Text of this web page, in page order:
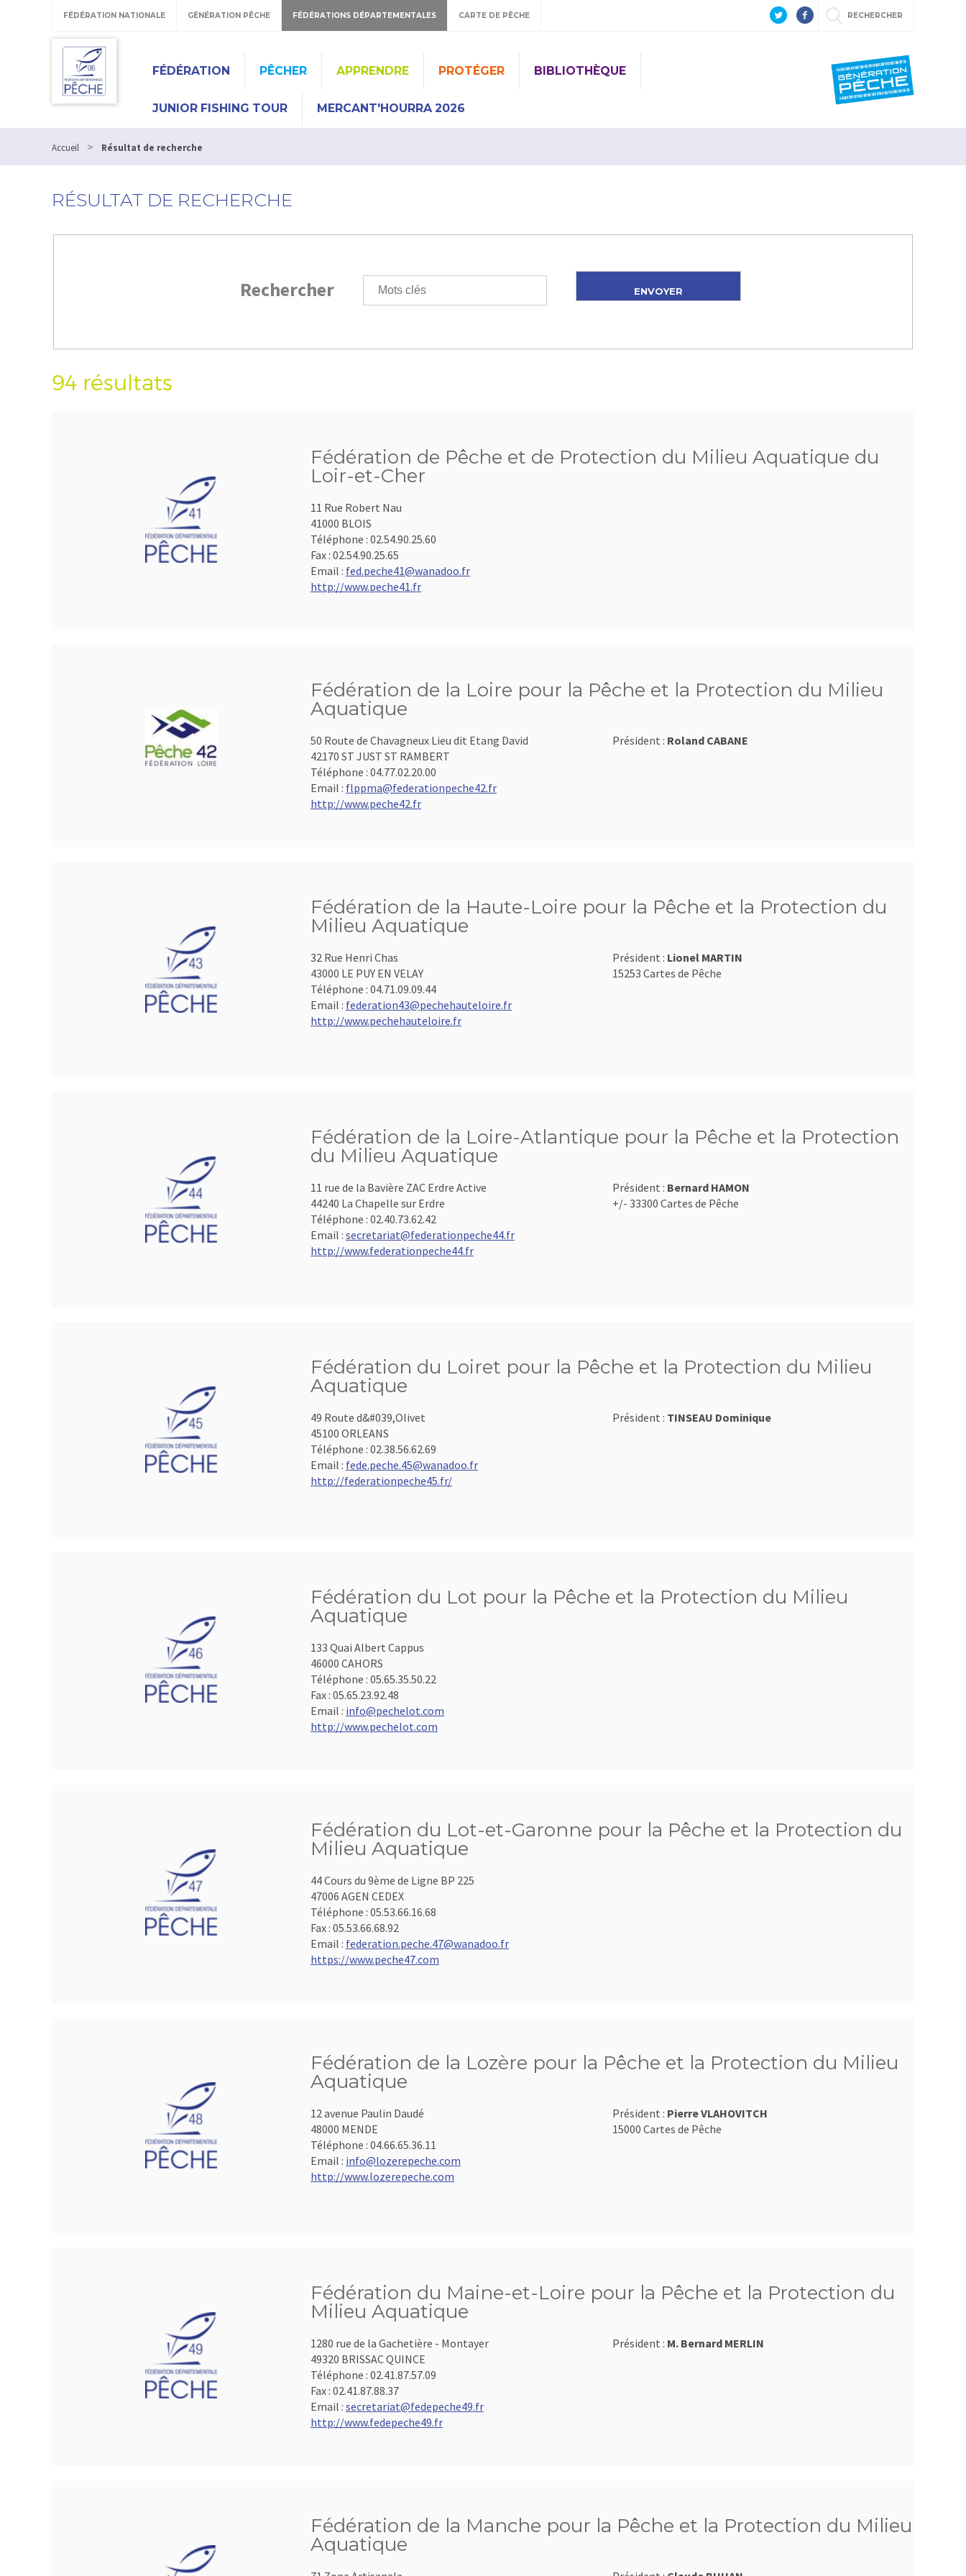
FÉDÉRATION NATIONALE GÉNÉRATION PÊCHE FÉDÉRATIONS DÉPARTEMENTALES CARTE DE PÊCHE RECHERCHER
FÉDÉRATION PÊCHER APPRENDRE PROTÉGER BIBLIOTHÈQUE
JUNIOR FISHING TOUR MERCANT'HOURRA 2026
Accueil > Résultat de recherche
RÉSULTAT DE RECHERCHE
Rechercher
94 résultats
Fédération de Pêche et de Protection du Milieu Aquatique du
Loir-et-Cher
11 Rue Robert Nau
41000 BLOIS
Téléphone : 02.54.90.25.60
Fax : 02.54.90.25.65
Email : fed.peche41@wanadoo.fr
http://www.peche41.fr
Fédération de la Loire pour la Pêche et la Protection du Milieu
Aquatique
50 Route de Chavagneux Lieu dit Etang David
42170 ST JUST ST RAMBERT
Téléphone : 04.77.02.20.00
Email : flppma@federationpeche42.fr
http://www.peche42.fr
Président : Roland CABANE
Fédération de la Haute-Loire pour la Pêche et la Protection du
Milieu Aquatique
32 Rue Henri Chas
43000 LE PUY EN VELAY
Téléphone : 04.71.09.09.44
Email : federation43@pechehauteloire.fr
http://www.pechehauteloire.fr
Président : Lionel MARTIN
15253 Cartes de Pêche
Fédération de la Loire-Atlantique pour la Pêche et la Protection
du Milieu Aquatique
11 rue de la Bavière ZAC Erdre Active
44240 La Chapelle sur Erdre
Téléphone : 02.40.73.62.42
Email : secretariat@federationpeche44.fr
http://www.federationpeche44.fr
Président : Bernard HAMON
+/- 33300 Cartes de Pêche
Fédération du Loiret pour la Pêche et la Protection du Milieu
Aquatique
49 Route d&#039,Olivet
45100 ORLEANS
Téléphone : 02.38.56.62.69
Email : fede.peche.45@wanadoo.fr
http://federationpeche45.fr/
Président : TINSEAU Dominique
Fédération du Lot pour la Pêche et la Protection du Milieu
Aquatique
133 Quai Albert Cappus
46000 CAHORS
Téléphone : 05.65.35.50.22
Fax : 05.65.23.92.48
Email : info@pechelot.com
http://www.pechelot.com
Fédération du Lot-et-Garonne pour la Pêche et la Protection du
Milieu Aquatique
44 Cours du 9ème de Ligne BP 225
47006 AGEN CEDEX
Téléphone : 05.53.66.16.68
Fax : 05.53.66.68.92
Email : federation.peche.47@wanadoo.fr
https://www.peche47.com
Fédération de la Lozère pour la Pêche et la Protection du Milieu
Aquatique
12 avenue Paulin Daudé
48000 MENDE
Téléphone : 04.66.65.36.11
Email : info@lozerepeche.com
http://www.lozerepeche.com
Président : Pierre VLAHOVITCH
15000 Cartes de Pêche
Fédération du Maine-et-Loire pour la Pêche et la Protection du
Milieu Aquatique
1280 rue de la Gachetière - Montayer
49320 BRISSAC QUINCE
Téléphone : 02.41.87.57.09
Fax : 02.41.87.88.37
Email : secretariat@fedepeche49.fr
http://www.fedepeche49.fr
Président : M. Bernard MERLIN
Fédération de la Manche pour la Pêche et la Protection du Milieu
Aquatique